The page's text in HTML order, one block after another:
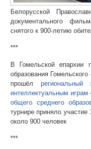
Белорусской
документального
снятого к 900-летию
***
В Гомельской епархии
образования Гомельского
прошёл
интеллектуальным
общего среднего
турнире приняло
около 900 человек
***